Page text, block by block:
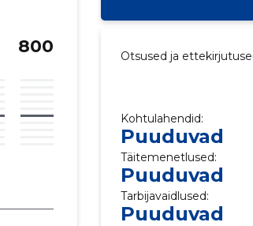
800 Otsused ja
Kohtulahendid:
Puuduvad
Täitemenetlused:
Puuduvad
Tarbijavaidlused:
Puuduvad